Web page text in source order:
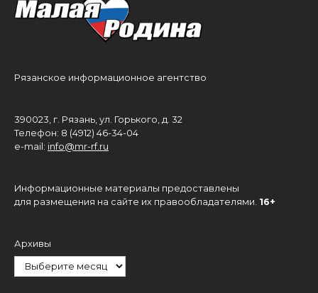
Рязанское информационное агентство
390023, г. Рязань, ул. Горького, д. 32
Телефон: 8 (4912) 46-34-04
e-mail: info@mr-rf.ru
Информационные материалы предоставлены
для размещения на сайте их правообладателями. 16+
Архивы